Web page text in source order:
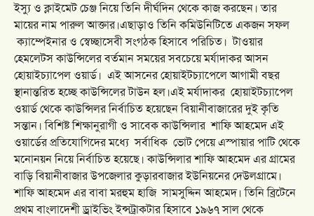
ইস্যু ও ক্লাইমেট চেঞ্জ নিয়ে তিনি দীর্ঘদিন থেকে কাজ করছেন। তার
মায়ের নাম পারুল আক্তার।এছাড়াও তিনি কমিউনিটিতে একজন সফল
ক্যাম্পেইনার ও স্বেচ্ছাসেবী সংগঠক হিসাবে পরিচিত। টাওয়ার
হেমলেটস কাউন্সিলের বর্তমান সময়ের সবচেয়ে মর্যাদাকর আসন
হোয়াইচ্যাপেল ওয়ার্ড। এই আসনের হোয়াইটচ্যাপেলে আগামী বছর
স্থানান্তরিত হচ্ছে কাউন্সিলের টাউন হল।এই মর্যাদাকর হোয়াইটচ্যাপেল
ওয়ার্ড থেকে কাউন্সিলর নির্বাচিত হয়েছেন বিয়ানীবাজারের দুই কৃতি
সন্তান। বিশিষ্ট শিক্ষানুরাগী ও সাবেক কাউন্সিলার শাফি আহমেদ এই
ওয়ার্ডের প্রতিযোগিদের মধ্যে সর্বাধিক ভোট পেয়ে এস্পায়ার পাটি থেকে
মনোনয়ন নিয়ে নির্বাচিত হয়েছে। কাউন্সিলার শাফি আহমেদ এর গ্রামের
বাড়ি বিয়ানীবাজার উপজেলার কুড়ারবাজার ইউনিয়নের দেউলগ্রামে।
শাফি আহমেদ এর বাবা মরহুম হাজি সামসুদ্দিন আহমেদ। তিনি ব্রিটেনে
প্রথম বাংলাদেশী ড্রাইভিং ইন্সট্রাকটার হিসাবে ১৯৬৭ সাল থেকে